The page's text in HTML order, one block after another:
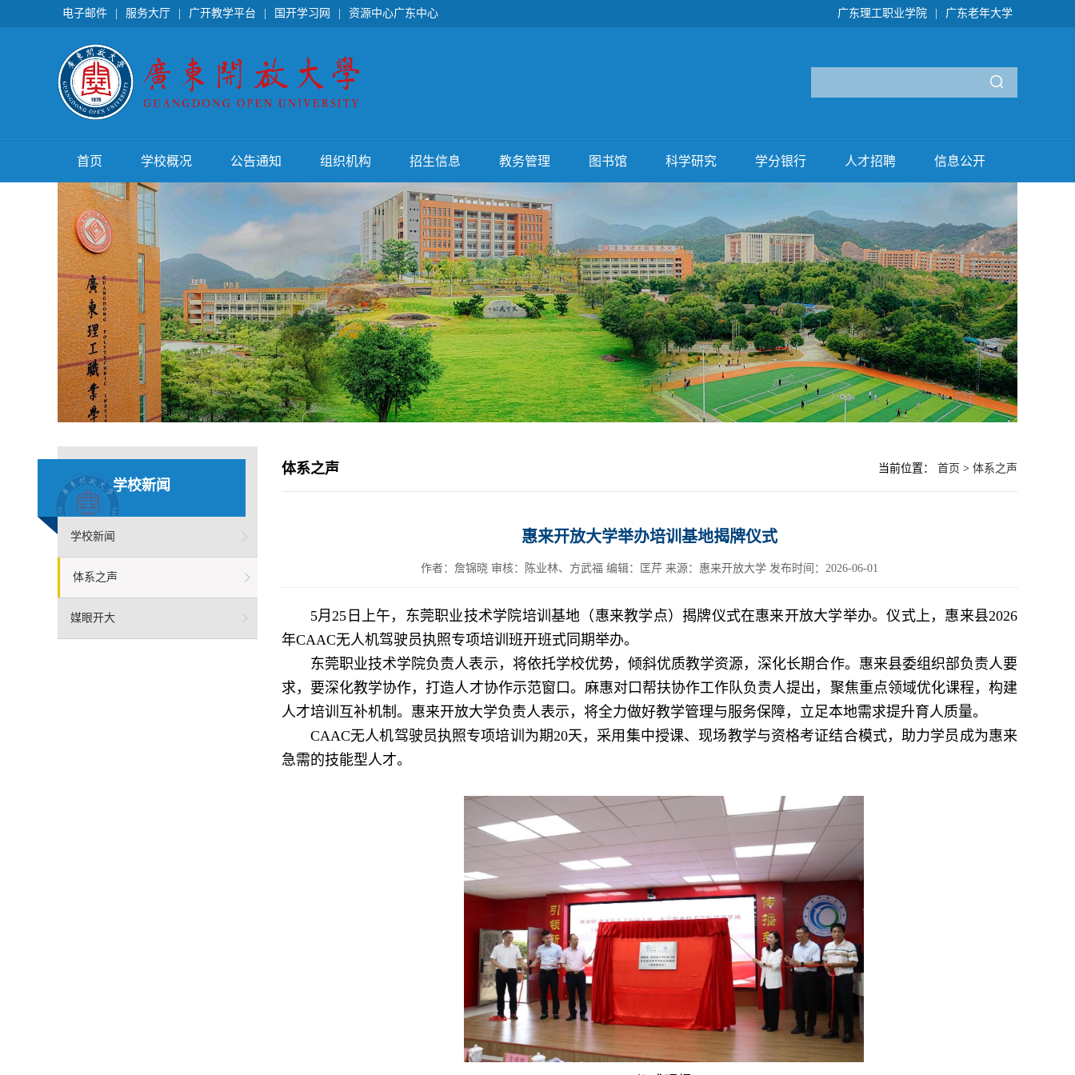
电子邮件 服务大厅 广开教学平台 国开学习网 资源中心广东中心 广东理工职业学院 广东老年大学
首页 学校概况 公告通知 组织机构 招生信息 教务管理 图书馆 科学研究 学分银行 人才招聘 信息公开
学校新闻
学校新闻
体系之声
媒眼开大
体系之声 当前位置： 首页 > 体系之声
惠来开放大学举办培训基地揭牌仪式
作者：詹锦晓 审核：陈业林、方武福 编辑：匡芹 来源：惠来开放大学 发布时间：2026-06-01
5月25日上午，东莞职业技术学院培训基地（惠来教学点）揭牌仪式在惠来开放大学举办。仪式上，惠来县2026
年CAAC无人机驾驶员执照专项培训班开班式同期举办。
东莞职业技术学院负责人表示，将依托学校优势，倾斜优质教学资源，深化长期合作。惠来县委组织部负责人要
求，要深化教学协作，打造人才协作示范窗口。麻惠对口帮扶协作工作队负责人提出，聚焦重点领域优化课程，构建
人才培训互补机制。惠来开放大学负责人表示，将全力做好教学管理与服务保障，立足本地需求提升育人质量。
CAAC无人机驾驶员执照专项培训为期20天，采用集中授课、现场教学与资格考证结合模式，助力学员成为惠来
急需的技能型人才。